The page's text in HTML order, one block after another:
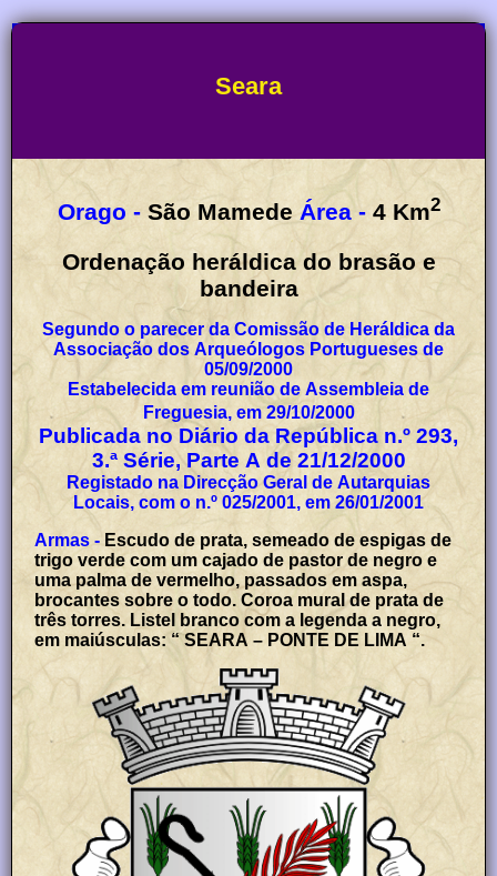
Seara
Orago - São Mamede Área - 4 Km2
Ordenação heráldica do brasão e
bandeira
Segundo o parecer da Comissão de Heráldica da
Associação dos Arqueólogos Portugueses de
05/09/2000
Estabelecida em reunião de Assembleia de
Freguesia, em 29/10/2000
Publicada no Diário da República n.º 293,
3.ª Série, Parte A de 21/12/2000
Registado na Direcção Geral de Autarquias
Locais, com o n.º 025/2001, em 26/01/2001
Armas - Escudo de prata, semeado de espigas de
trigo verde com um cajado de pastor de negro e
uma palma de vermelho, passados em aspa,
brocantes sobre o todo. Coroa mural de prata de
três torres. Listel branco com a legenda a negro,
em maiúsculas: “ SEARA – PONTE DE LIMA “.